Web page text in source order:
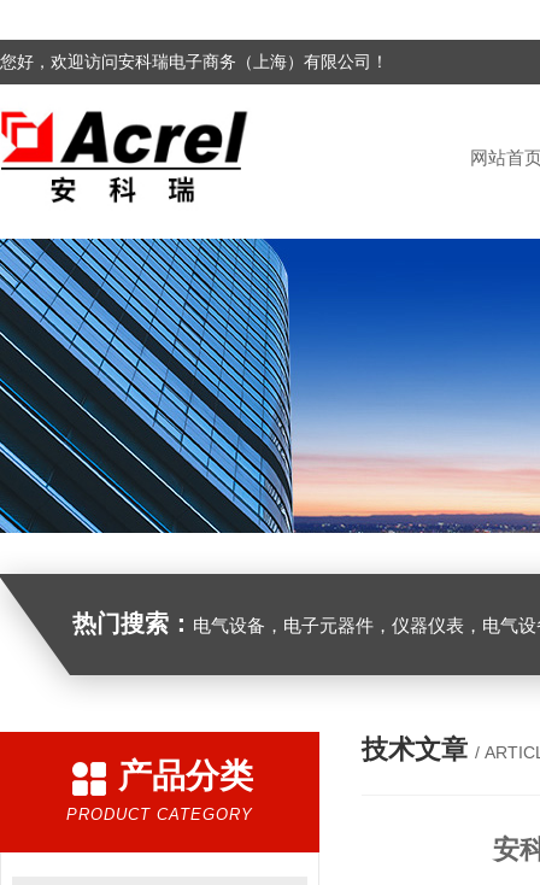
您好，欢迎访问安科瑞电子商务（上海）有限公司！
网站首
热门搜索： 电气设备，电子元器件，仪器仪表，电气
产品分类
PRODUCT CATEGORY
技术文章 /
安